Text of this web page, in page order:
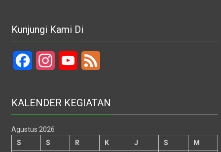
Kunjungi Kami Di
FacebookInstagramYouTube
KALENDER KEGIATAN
Agustus 2026
S
S R K J S M